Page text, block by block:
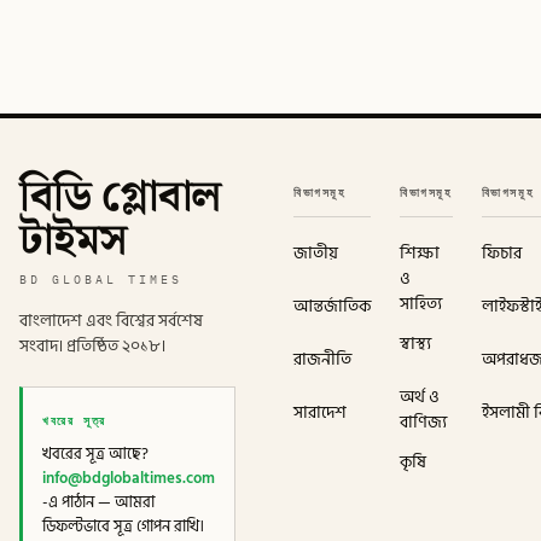
বিডি গ্লোবাল
টাইমস
BD GLOBAL TIMES
বাংলাদেশ এবং বিশ্বের সর্বশেষ
সংবাদ। প্রতিষ্ঠিত ২০১৮।
খবরের সূত্র
খবরের সূত্র আছে?
info@bdglobaltimes.com
-এ পাঠান — আমরা
ডিফল্টভাবে সূত্র গোপন রাখি।
বিভাগসমূহ
জাতীয়
আন্তর্জাতিক
রাজনীতি
সারাদেশ
বিভাগসমূহ
শিক্ষা
ও
সাহিত্য
স্বাস্থ্য
অর্থ ও
বাণিজ্য
কৃষি
বিভাগসমূহ
ফিচার
ইসলামী